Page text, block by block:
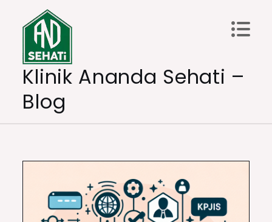
content
Klinik Ananda Sehati –
Blog